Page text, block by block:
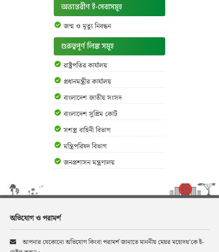
অভ্যন্তরীণ ই-সেবাসমূহ
জন্ম ও মৃত্যু নিবন্ধন
গুরুত্বপূর্ণ লিঙ্ক সমূহ
রাষ্ট্রপতির কার্যালয়
প্রধানমন্ত্রীর কার্যালয়
বাংলাদেশ জাতীয় সংসদ
বাংলাদেশ সুপ্রিম কোর্ট
সশস্ত্র বাহিনী বিভাগ
মন্ত্রিপরিষদ বিভাগ
জনপ্রশাসন মন্ত্রণালয়
অভিযোগ ও পরামর্শ
আপনার যেকোনো অভিযোগ কিংবা পরামর্শ জানাতে মাননীয় মেয়র মহোদয়’কে ই-